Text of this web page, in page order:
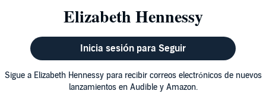
Elizabeth Hennessy
Inicia sesión para Seguir
Sigue a Elizabeth Hennessy para recibir correos electrónicos de nuevos
lanzamientos en Audible y Amazon.